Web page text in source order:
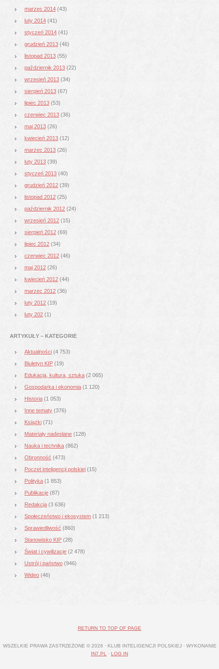
marzec 2014 (43)
luty 2014 (41)
styczeń 2014 (41)
grudzień 2013 (46)
listopad 2013 (55)
październik 2013 (22)
wrzesień 2013 (34)
sierpień 2013 (67)
lipiec 2013 (53)
czerwiec 2013 (36)
maj 2013 (26)
kwiecień 2013 (12)
marzec 2013 (26)
luty 2013 (39)
styczeń 2013 (40)
grudzień 2012 (39)
listopad 2012 (25)
październik 2012 (24)
wrzesień 2012 (15)
sierpień 2012 (69)
lipiec 2012 (34)
czerwiec 2012 (46)
maj 2012 (26)
kwiecień 2012 (44)
marzec 2012 (36)
luty 2012 (19)
luty 202 (1)
ARTYKUŁY – KATEGORIE
Aktualności (4 753)
Biuletyn KIP (19)
Edukacja, kultura, sztuka (2 065)
Gospodarka i ekonomia (1 120)
Historia (1 053)
Inne tematy (376)
Książki (71)
Materiały nadesłane (128)
Nauka i technika (862)
Obronność (473)
Poczet inteligencji polskiej (15)
Polityka (1 853)
Publikacje (87)
Redakcja (3 636)
Społeczeństwo i ekosystem (1 213)
Sprawiedliwość (860)
Stanowisko KIP (28)
Świat i cywilizacje (2 478)
Ustrój i państwo (946)
Wideo (46)
RETURN TO TOP OF PAGE
WSZELKIE PRAWA ZASTRZEŻONE © 2026 · KLUB INTELIGENCJI POLSKIEJ · WYKONANIE
IN7.PL
· LOG IN